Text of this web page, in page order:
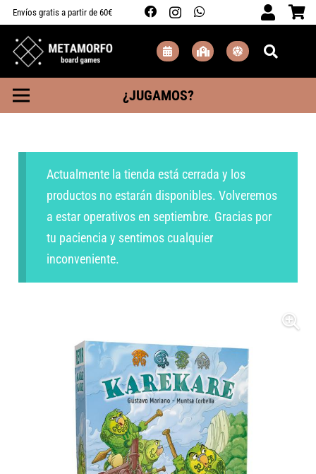
Envíos gratis a partir de 60€
¿JUGAMOS?
Actualmente la tienda está cerrada y los
productos no estarán disponibles. Volveremos
a estar operativos en septiembre. Gracias por
tu paciencia y sentimos cualquier
inconveniente.